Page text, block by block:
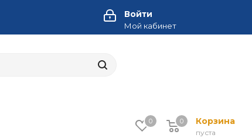
Войти
Мой кабинет
0 Корзина
пуста
0